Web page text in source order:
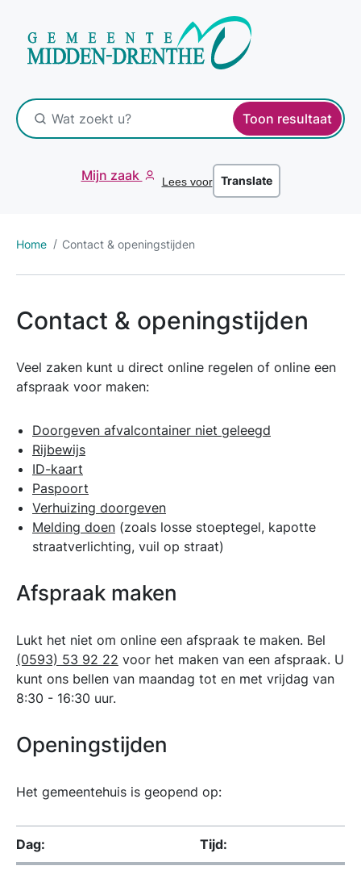
Toon resultaat
Mijn zaak Lees voor Translate
Home Contact & openingstijden
Contact & openingstijden
Veel zaken kunt u direct online regelen of online een
afspraak voor maken:
Doorgeven afvalcontainer niet geleegd
Rijbewijs
ID-kaart
Paspoort
Verhuizing doorgeven
Melding doen (zoals losse stoeptegel, kapotte
straatverlichting, vuil op straat)
Afspraak maken
Lukt het niet om online een afspraak te maken. Bel
(0593) 53 92 22 voor het maken van een afspraak. U
kunt ons bellen van maandag tot en met vrijdag van
8:30 - 16:30 uur.
Openingstijden
Het gemeentehuis is geopend op:
Dag: Tijd: